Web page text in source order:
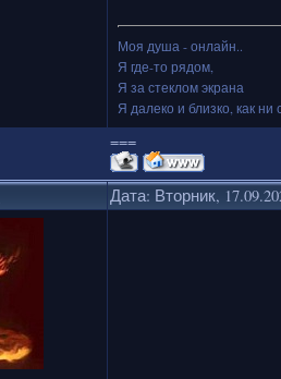
Моя душа - онлайн..
Я где-то рядом,
Я за стеклом экрана
Я далеко и близко, как ни
===
Дата: Вторник,